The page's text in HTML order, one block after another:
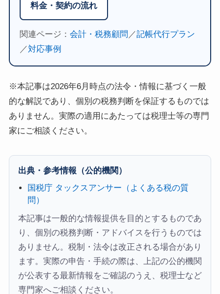
料金・契約の流れ
関連ページ： 会計・税務顧問 ／記帳代行プラン
／対応事例
※本記事は2026年6月時点の法令・情報に基づく一般
的な解説であり、個別の税務判断を保証するものでは
ありません。実際の適用にあたっては税理士等の専門
家にご相談ください。
出典・参考情報（公的機関）
国税庁 タックスアンサー（よくある税の質
問）
本記事は一般的な情報提供を目的とするものであ
り、個別の税務判断・アドバイスを行うものでは
ありません。税制・法令は改正される場合があり
ます。実際の申告・手続の際は、上記の公的機関
が公表する最新情報をご確認のうえ、税理士など
専門家へご相談ください。